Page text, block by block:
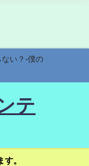
い？-僕の
テ
。